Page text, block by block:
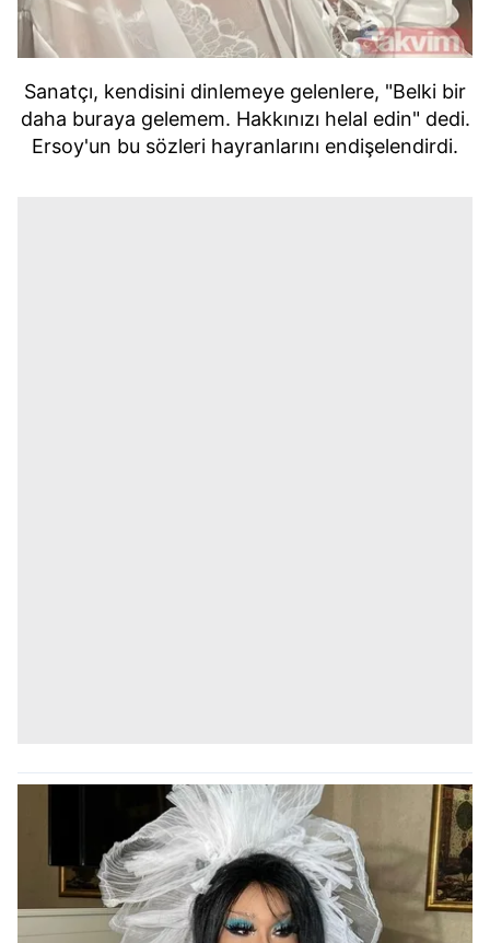
Sanatçı, kendisini dinlemeye gelenlere, "Belki bir
daha buraya gelemem. Hakkınızı helal edin" dedi.
Ersoy'un bu sözleri hayranlarını endişelendirdi.